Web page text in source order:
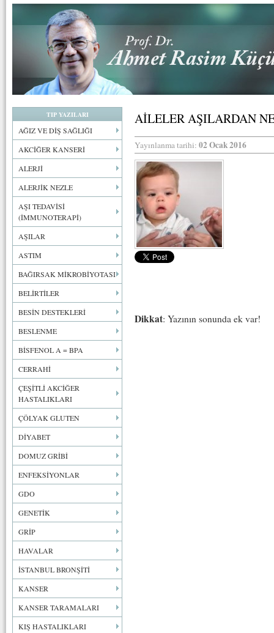
TIP YAZILARI
AĞIZ VE DİŞ SAĞLIĞI
AKCİĞER KANSERİ
ALERJİ
ALERJİK NEZLE
AŞI TEDAVİSİ
(İMMUNOTERAPİ)
AŞILAR
ASTIM
BAĞIRSAK MİKROBİYOTASI
BELİRTİLER
BESİN DESTEKLERİ
BESLENME
BİSFENOL A = BPA
CERRAHİ
ÇEŞİTLİ AKCİĞER
HASTALIKLARI
ÇÖLYAK GLUTEN
DİYABET
DOMUZ GRİBİ
ENFEKSİYONLAR
GDO
GENETİK
GRİP
HAVALAR
İSTANBUL BRONŞİTİ
KANSER
KANSER TARAMALARI
KIŞ HASTALIKLARI
AİLELER AŞILARDAN
Yayınlanma tarihi: 02 Ocak 2016
Dikkat: Yazının sonunda ek var!